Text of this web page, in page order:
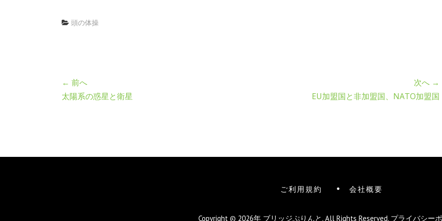
頭の体操
← 前へ
太陽系の惑星と衛星
次へ →
EU加盟国と非加盟国、NATO加盟国
ご利用規約 会社概要
Copyright © 2026年 ブリッジぷりんと. All Rights Reserved. プライバシー